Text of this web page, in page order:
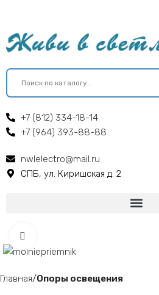
+7 (812) 334-18-14
+7 (964) 393-88-88
nwlelectro@mail.ru
СПБ, ул. Киришская д. 2
Главная Опоры освещения